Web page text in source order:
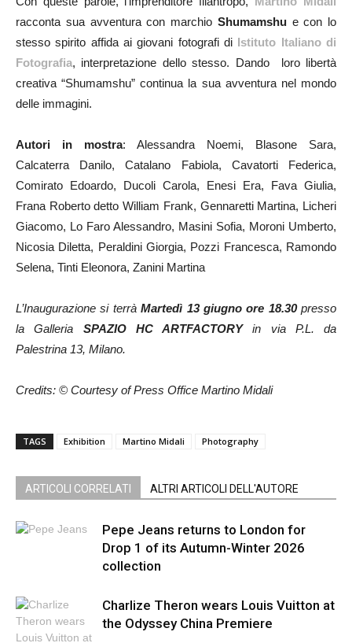
racconta sua avventura con marchio Shumamshue con lo
stesso spirito affida ai giovani fotografi di Istituto Italiano di
Fotografia, interpretazione dello stesso. Dando loro libertà
creativa “Shumamshu” continua la sua avventura nel mondo
delle immagini.
Autori in mostra: Alessandra Noemi, Blasone Sara,
Calcaterra Danilo, Catalano Fabiola, Cavatorti Federica,
Comirato Edoardo, Ducoli Carola, Enesi Era, Fava Giulia,
Frana Roberto detto William Frank, Gennaretti Martina, Licheri
Giacomo, Lo Faro Alessandro, Masini Sofia, Moroni Umberto,
Nicosia Diletta, Peraldini Giorgia, Pozzi Francesca, Ramondo
Selena, Tinti Eleonora, Zanini Martina
L’Inaugurazione si terràMartedì 13 giugno ore 18.30presso
la Galleria SPAZIO HC ARTFACTORYin via P.L. da
Palestrina 13, Milano.
Credits: © Courtesy of Press Office Martino Midali
TAGS Exhibition Martino Midali Photography
ARTICOLI CORRELATI ALTRI ARTICOLI DELL'AUTORE
Pepe Jeans returns to London for
Drop 1 of its Autumn-Winter 2026
collection
Charlize Theron wears Louis Vuitton at
the Odyssey China Premiere